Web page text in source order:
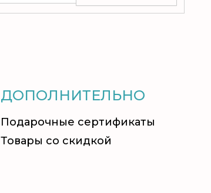
ДОПОЛНИТЕЛЬНО
Подарочные сертификаты
Товары со скидкой